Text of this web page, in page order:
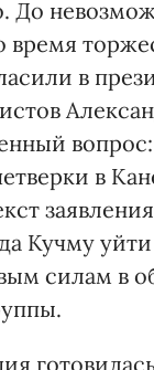
До
в
в
Кучму уйти
силам в